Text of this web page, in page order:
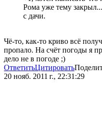
Рома уже тему
с дачи.
Чё-то, как-то криво всё
пропало. На счёт погоды я
дело не в погоде ;)
ОтветитьЦитировать
20 нояб. 2011 г., 22:31:29